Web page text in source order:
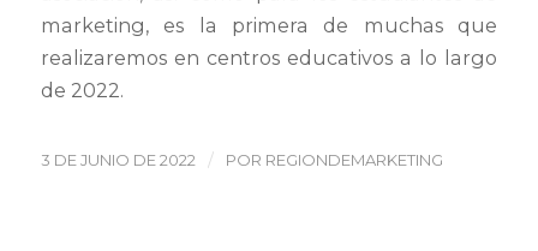
marketing, es la primera de muchas que
realizaremos en centros educativos a lo largo
de 2022.
3 DE JUNIO DE 2022 / POR REGIONDEMARKETING